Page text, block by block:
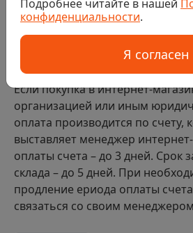
Банковской картой на сайте
Безналичный расчет
Если покупка в интернет-
организацией или иным
оплата производится по счету,
выставляет менеджер
оплаты счета – до 3 дней. Срок
склада – до 5 дней. При
продление ериода оплаты
связаться со своим
Подробнее читайте в нашей
конфиденциальности.
Я согласен